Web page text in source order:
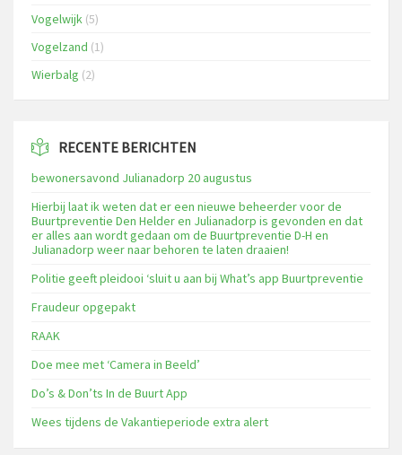
Vogelwijk (5)
Vogelzand (1)
Wierbalg (2)
RECENTE BERICHTEN
bewonersavond Julianadorp 20 augustus
Hierbij laat ik weten dat er een nieuwe beheerder voor de
Buurtpreventie Den Helder en Julianadorp is gevonden en dat
er alles aan wordt gedaan om de Buurtpreventie D-H en
Julianadorp weer naar behoren te laten draaien!
Politie geeft pleidooi ‘sluit u aan bij What’s app Buurtpreventie
Fraudeur opgepakt
RAAK
Doe mee met ‘Camera in Beeld’
Do’s & Don’ts In de Buurt App
Wees tijdens de Vakantieperiode extra alert